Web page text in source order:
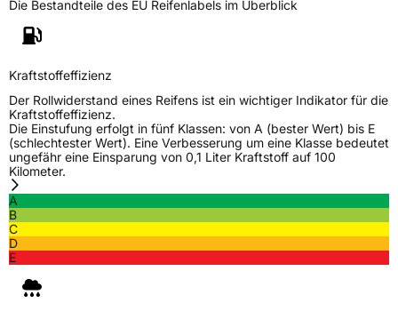
EU Label
EffizienzB
NasshaftungA
Rollgeräusch (Klasse)B
Rollgeräusch (dB)
Die Bestandteile des EU Reifenlabels im Überblick
Kraftstoffeffizienz
Der Rollwiderstand eines Reifens ist ein wichtiger Indikator für die
Kraftstoffeffizienz.
Die Einstufung erfolgt in fünf Klassen: von A (bester Wert) bis E
(schlechtester Wert). Eine Verbesserung um eine Klasse bedeutet
ungefähr eine Einsparung von 0,1 Liter Kraftstoff auf 100
Kilometer.
A
B
C
D
E